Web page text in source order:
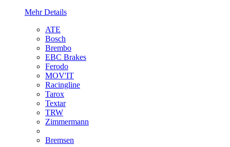
Mehr Details
ATE
Bosch
Brembo
EBC Brakes
Ferodo
MOV'IT
Racingline
Tarox
Textar
TRW
Zimmermann
Bremsen